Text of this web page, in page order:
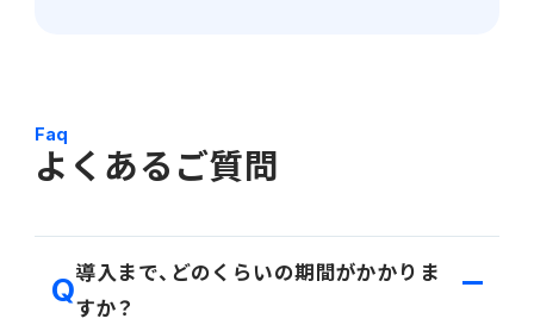
Faq
よくあるご質問
導入まで、どのくらいの期間がかかりま
すか？